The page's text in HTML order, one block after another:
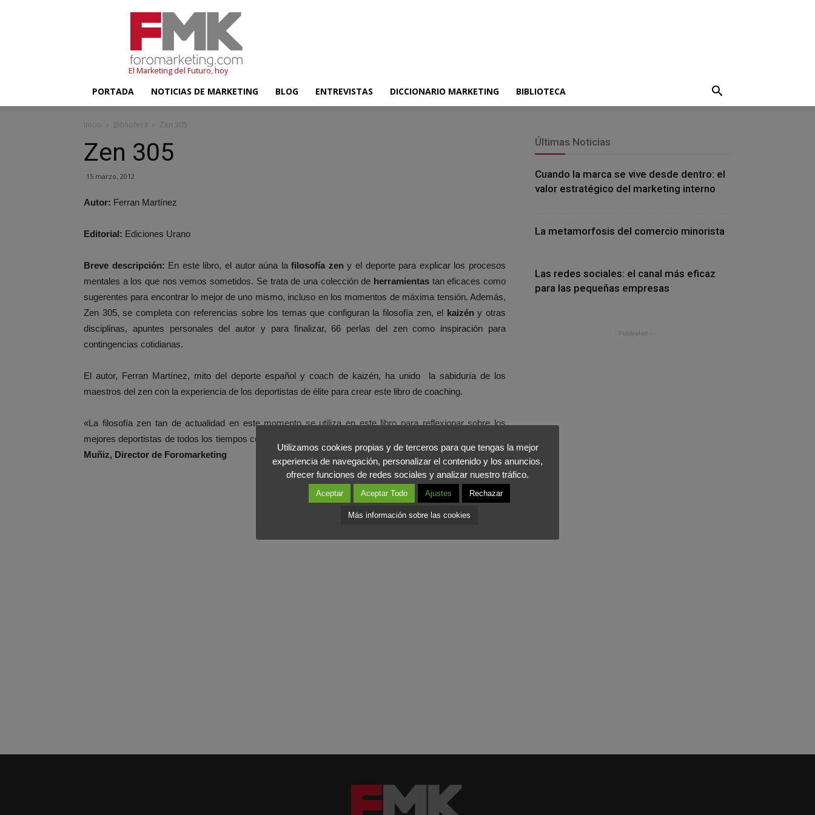
El Marketing del Futuro, hoy
PORTADA NOTICIAS DE MARKETING BLOG ENTREVISTAS DICCIONARIO MARKETING BIBLIOTECA
Inicio Biblioteca Zen 305
Zen 305
15 marzo, 2012
Autor: Ferran Martínez
Editorial: Ediciones Urano
Breve descripción: En este libro, el autor aúna lafilosofía zeny el deporte para explicar los procesos
mentales a los que nos vemos sometidos. Se trata de una colección de herramientastan eficaces como
sugerentes para encontrar lo mejor de uno mismo, incluso en los momentos de máxima tensión. Además,
Zen 305, se completa con referencias sobre los temas que configuran la filosofía zen, el kaizény otras
disciplinas, apuntes personales del autor y para finalizar, 66 perlas del zen como inspiración para
contingencias cotidianas.
El autor, Ferran Martínez, mito del deporte español y coach de kaizén, ha unido la sabiduría de los
maestros del zen con la experiencia de los deportistas de élite para crear este libro de coaching.
«La filosofía zen tan de actualidad en este momento se utiliza en este libro para reflexionar sobre los
mejores deportistas de todos los tiempos como ejemplo de saber enfrentarse a las adversidades»-
Muñiz, Director de Foromarketing
Últimas Noticias
Cuando la marca se vive desde dentro: el
valor estratégico del marketing interno
La metamorfosis del comercio minorista
Las redes sociales: el canal más eficaz
para las pequeñas empresas
- Publicidad -
Utilizamos cookies propias y de terceros para que tengas la mejor
experiencia de navegación, personalizar el contenido y los anuncios,
ofrecer funciones de redes sociales y analizar nuestro tráfico.
Aceptar Aceptar Todo Ajustes Rechazar
Más información sobre las cookies